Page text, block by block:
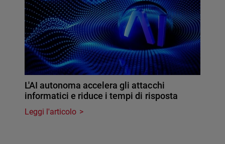
L'AI autonoma accelera gli attacchi
informatici e riduce i tempi di risposta
Leggi l'articolo